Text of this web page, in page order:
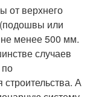
от верхнего
(подошвы или
менее 500 мм.
случаев
А